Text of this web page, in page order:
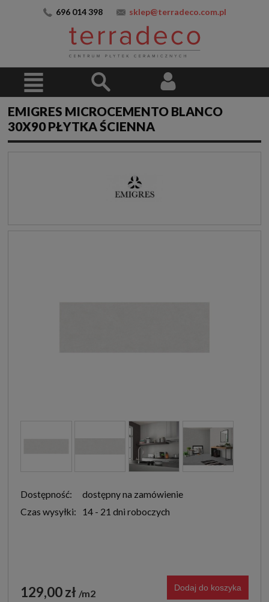
696 014 398 sklep@terradeco.com.pl
EMIGRES MICROCEMENTO BLANCO
30X90 PŁYTKA ŚCIENNA
Dostępność:
dostępny na zamówienie
Czas wysyłki:
14 - 21 dni roboczych
129,00 zł m2 Dodaj do koszyka